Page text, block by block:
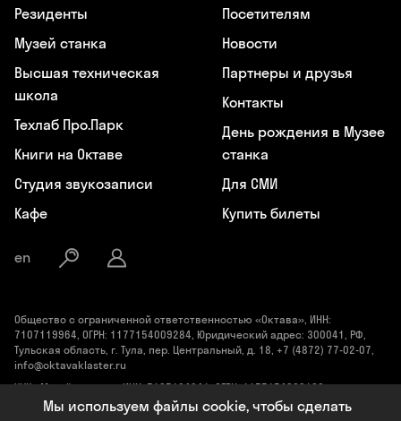
Резиденты
Музей станка
Высшая техническая
школа
Техлаб Про.Парк
Книги на Октаве
Студия звукозаписи
Кафе
Посетителям
Новости
Партнеры и друзья
Контакты
День рождения в Музее
станка
Для СМИ
Купить билеты
en
Общество с ограниченной ответственностью «Октава», ИНН:
7107119964, ОГРН: 1177154009284, Юридический адрес: 300041, РФ,
Тульская область, г. Тула, пер. Центральный, д. 18, +7 (4872) 77-02-07,
info@oktavaklaster.ru
ЧУК «Музей станка», ИНН: 7107124241, ОГРН: 1177154030162,
Юридический адрес: 300041, Тульская область, г. Тула, пер.
Центральный, д. 18, +7 (991) 414-00-98, info@oktavaklaster.ru
Мы используем файлы cookie, чтобы сделать